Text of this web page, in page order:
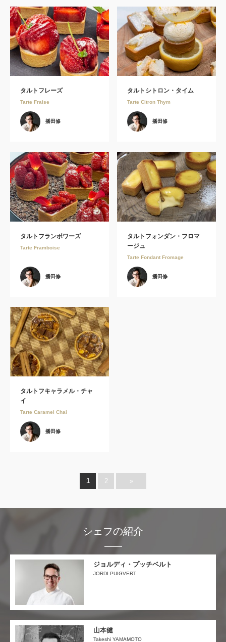
タルトフレーズ
Tarte Fraise
播田修
タルトシトロン・タイム
Tarte Citron Thym
播田修
タルトフランボワーズ
Tarte Framboise
播田修
タルトフォンダン・フロマ
ージュ
Tarte Fondant Fromage
播田修
タルトフキャラメル・チャ
イ
Tarte Caramel Chai
播田修
1 2 »
シェフの紹介
ジョルディ・プッチベルト
JORDI PUIGVERT
山本健
Takeshi YAMAMOTO